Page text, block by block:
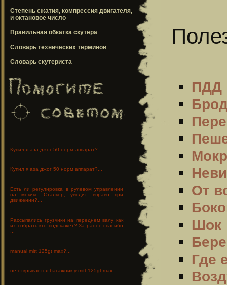
Степень сжатия, компрессия двигателя,
и октановое число
Правильная обкатка скутера
Словарь технических терминов
Словарь скутериста
Купил я аза джог 50 норм аппарат?...
Купил я аза джог 50 норм аппарат?...
Есть ли регулировка в рулевом управлении
на мокике Сталкер, уводит вправо при
движении?...
Рассыпались грузчики на переднем валу как
их собрать кто подскажет? За ранее спасибо
...
manual mitt 125gt max?...
не открывается багажник у mitt 125gt max...
ПДД
От
Шок
Где